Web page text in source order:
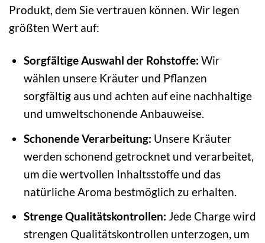
Produkt, dem Sie vertrauen können. Wir legen
größten Wert auf:
Sorgfältige Auswahl der Rohstoffe: Wir
wählen unsere Kräuter und Pflanzen
sorgfältig aus und achten auf eine nachhaltige
und umweltschonende Anbauweise.
Schonende Verarbeitung: Unsere Kräuter
werden schonend getrocknet und verarbeitet,
um die wertvollen Inhaltsstoffe und das
natürliche Aroma bestmöglich zu erhalten.
Strenge Qualitätskontrollen: Jede Charge wird
strengen Qualitätskontrollen unterzogen, um